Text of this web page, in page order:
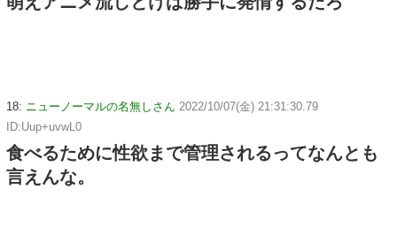
18: ニューノーマルの名無しさん 2022/10/07(金) 21:31:30.79
ID:Uup+uvwL0
食べるために性欲まで管理されるってなんとも
言えんな。